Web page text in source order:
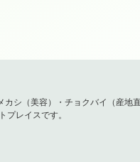
シ（美容）・チョクバイ（産地
プレイスです。